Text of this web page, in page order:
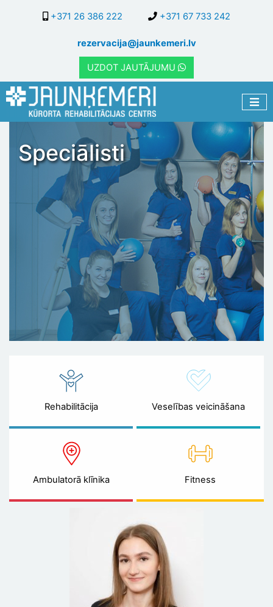
galveno
saturu
+371 26 386 222 +371 67 733 242
rezervacija@jaunkemeri.lv
UZDOT JAUTĀJUMU
Speciālisti
Rehabilitācija Veselības veicināšana
Ambulatorā klīnika Fitness